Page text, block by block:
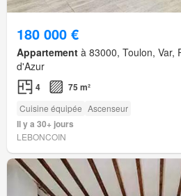
180 000 €
Appartement à 83000, Toulon, Var,
d'Azur
4 75 m²
Cuisine équipée Ascenseur
Il y a 30+ jours
LEBONCOIN